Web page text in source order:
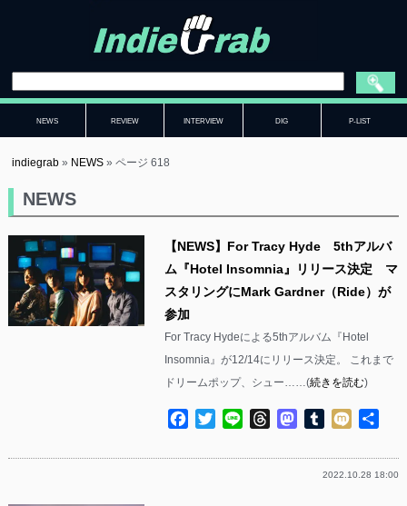
NEWS REVIEW INTERVIEW DIG P-LIST
indiegrab » NEWS »ページ 618
NEWS
【NEWS】For Tracy Hyde 5thアルバ
ム『Hotel Insomnia』リリース決定 マ
スタリングにMark Gardner（Ride）が
参加
For Tracy Hydeによる5thアルバム『Hotel
Insomnia』が12/14にリリース決定。 これまで
ドリームポップ、シュー……(続きを読む)
Facebook
TwitterLine ThreadsMastodon
Tumblr
Mixi
2022.10.28 18:00